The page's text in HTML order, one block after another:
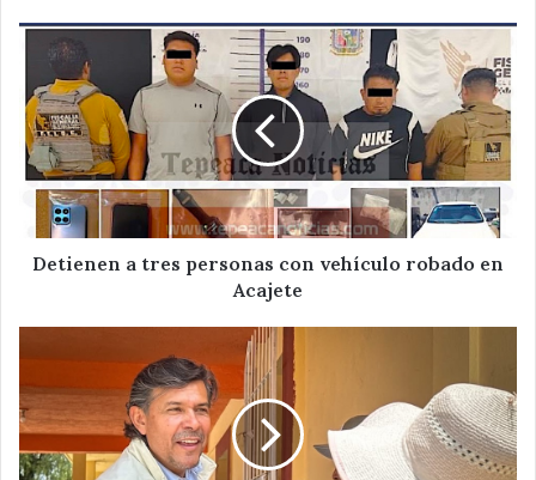
Detienen
tres
personas
con
vehículo
robado
Acajete
Detienen a tres personas con vehículo robado en
Acajete
Sergio
Juárez
Asamblea
comunitaria
en